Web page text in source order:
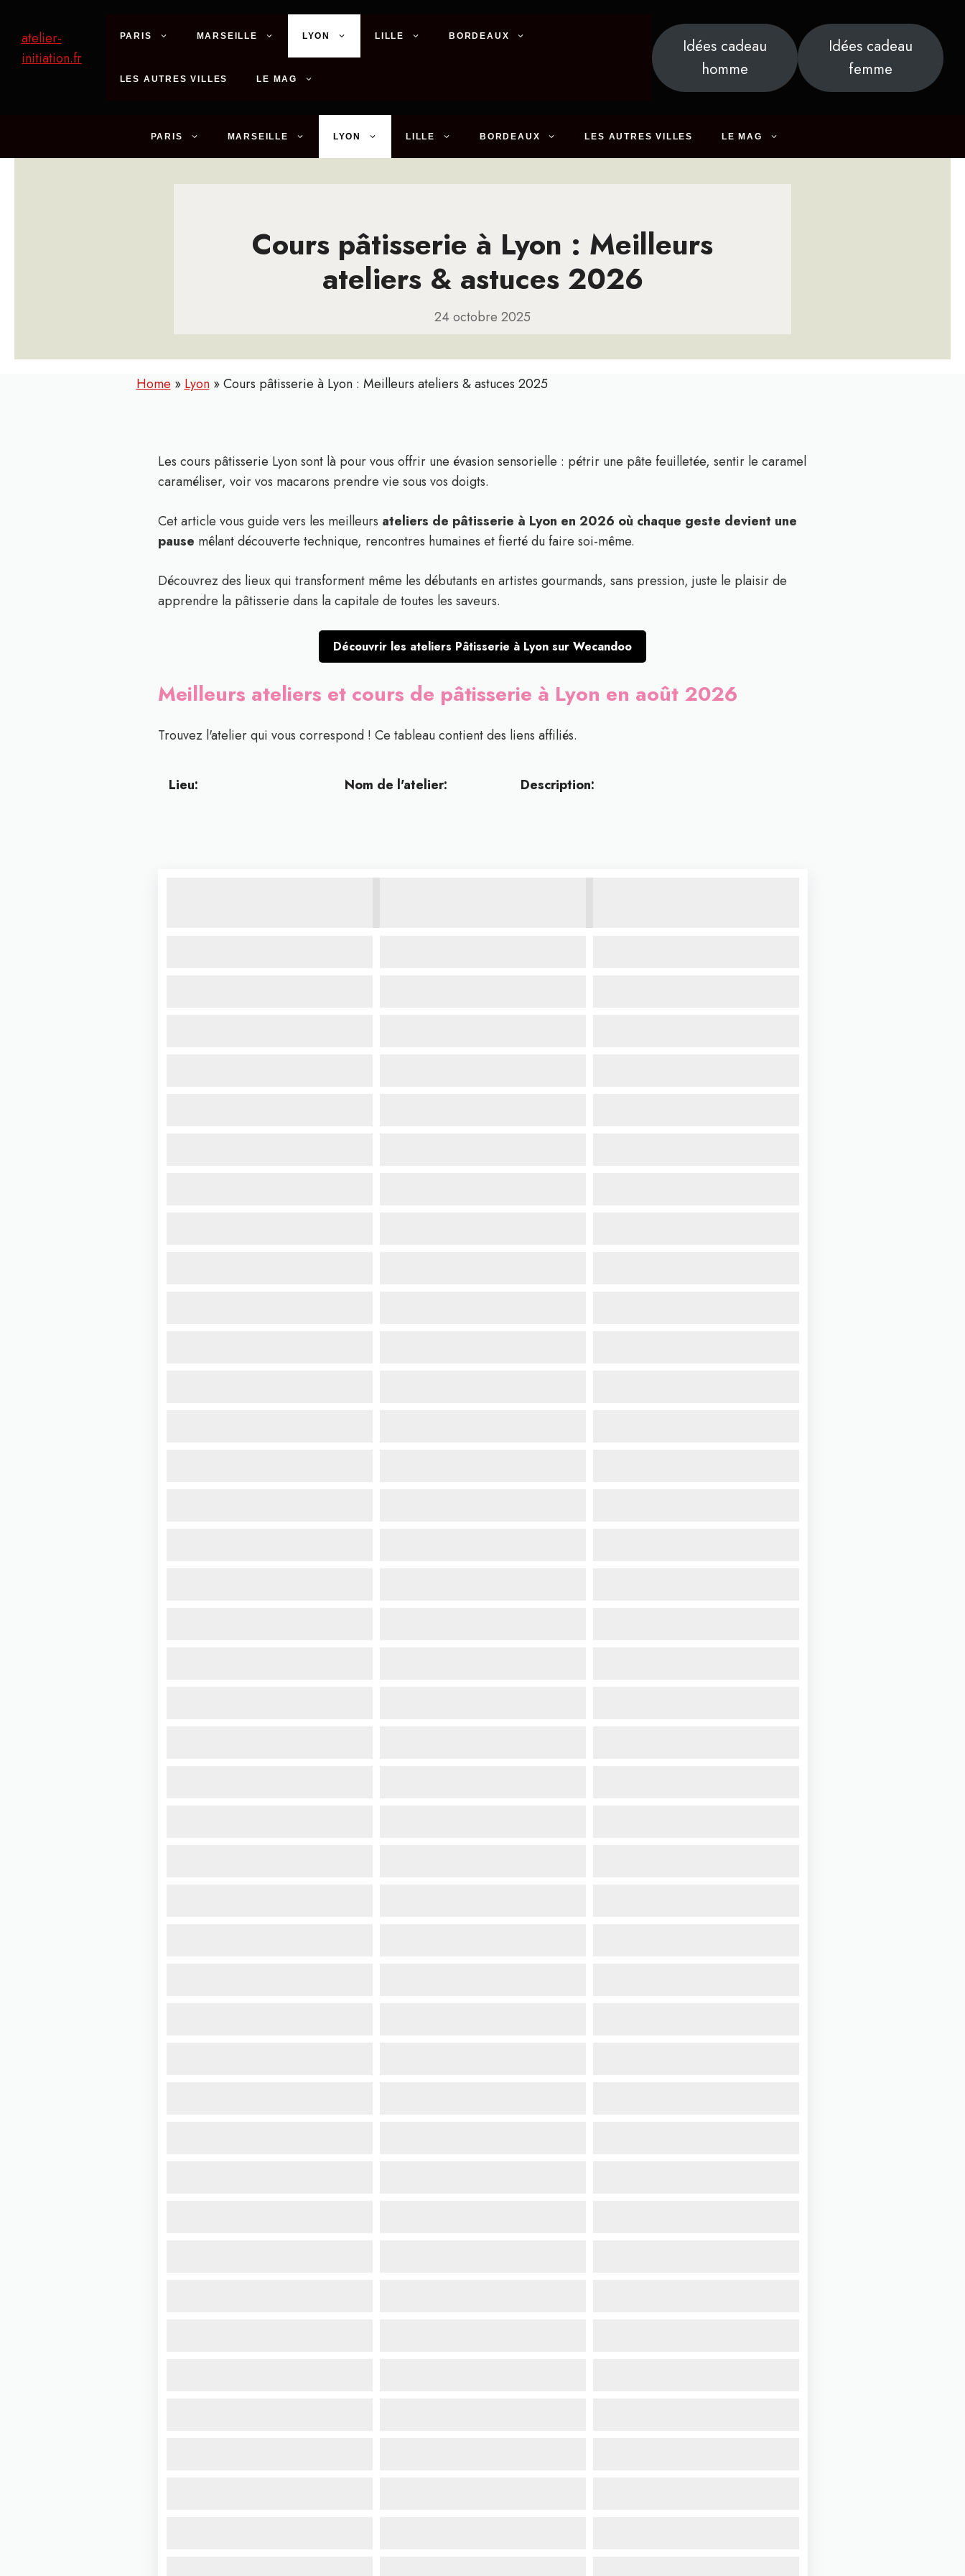
contenu
atelier-
initiation.fr
PARIS MARSEILLE LYON LILLE BORDEAUX
LES AUTRES VILLES LE MAG
Idées cadeau
homme
Idées cadeau
femme
PARIS MARSEILLE LYON LILLE BORDEAUX LES AUTRES VILLES LE MAG
Cours pâtisserie à Lyon : Meilleurs
ateliers & astuces 2026
24 octobre 2025
Home » Lyon»Cours pâtisserie à Lyon : Meilleurs ateliers & astuces 2025
Les cours pâtisserie Lyon sont là pour vous offrir une évasion sensorielle : pétrir une pâte feuilletée, sentir le caramel
caraméliser, voir vos macarons prendre vie sous vos doigts.
Cet article vous guide vers les meilleurs ateliers de pâtisserie à Lyon en 2026 où chaque geste devient une
pause mêlant découverte technique, rencontres humaines et fierté du faire soi-même.
Découvrez des lieux qui transforment même les débutants en artistes gourmands, sans pression, juste le plaisir de
apprendre la pâtisserie dans la capitale de toutes les saveurs.
Découvrir les ateliers Pâtisserie à Lyon sur Wecandoo
Meilleurs ateliers et cours de pâtisserie à Lyon en août 2026
Trouvez l'atelier qui vous correspond ! Ce tableau contient des liens affiliés.
Lieu: Nom de l'atelier: Description: